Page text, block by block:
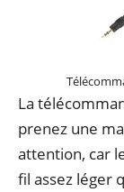
La
prenez une
attention, car
fil assez léger